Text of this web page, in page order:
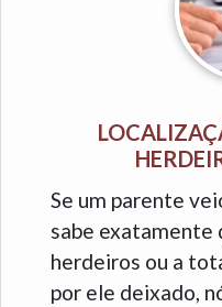
Se um parente
sabe exatamente
herdeiros ou a
por ele deixado,